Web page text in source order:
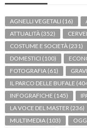
AGNELLI VEGETALI (16)
ATTUALITÀ (352)
COSTUME E SOCIETÀ (231)
DOMESTICI (100)
FOTOGRAFIA (61)
IL PARCO DELLE BUFALE
INFOGRAFICHE (145)
LA VOCE DEL MASTER (236)
MULTIMEDIA (103)